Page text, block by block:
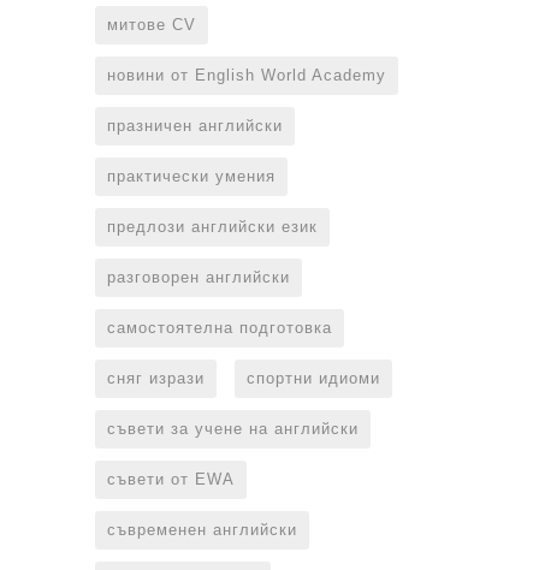
митове CV
новини от English World Academy
празничен английски
практически умения
предлози английски език
разговорен английски
самостоятелна подготовка
сняг изрази спортни идиоми
съвети за учене на английски
съвети от EWA
съвременен английски